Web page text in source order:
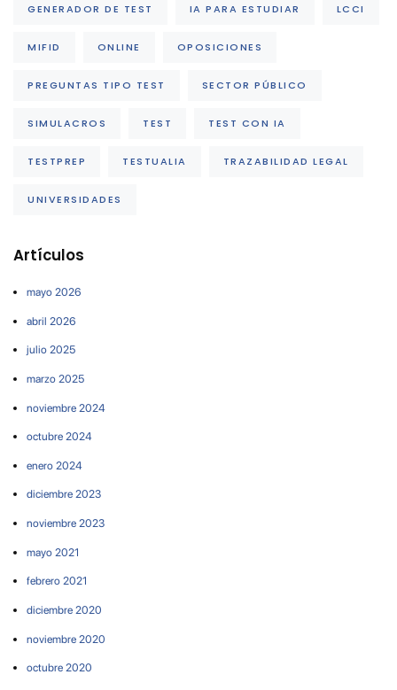
GENERADOR DE TEST IA PARA ESTUDIAR LCCI
MIFID ONLINE OPOSICIONES
PREGUNTAS TIPO TEST SECTOR PÚBLICO
SIMULACROS TEST TEST CON IA
TESTPREP TESTUALIA TRAZABILIDAD LEGAL
UNIVERSIDADES
Artículos
mayo 2026
abril 2026
julio 2025
marzo 2025
noviembre 2024
octubre 2024
enero 2024
diciembre 2023
noviembre 2023
mayo 2021
febrero 2021
diciembre 2020
noviembre 2020
octubre 2020